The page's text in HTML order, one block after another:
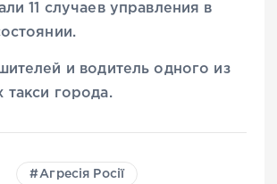
11 случаев управления в
и водитель одного из
города.
Агресія Росії